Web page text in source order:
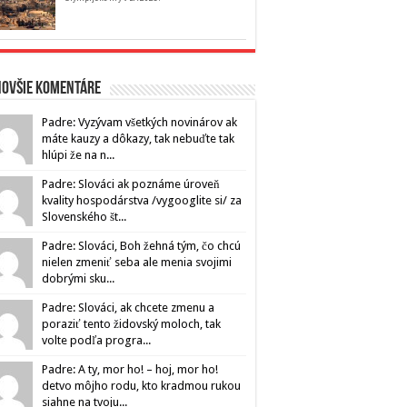
komentáre
Padre: Vyzývam všetkých novinárov ak
máte kauzy a dôkazy, tak nebuďte tak
hlúpi že na n...
Padre: Slováci ak poznáme úroveň
kvality hospodárstva /vygooglite si/ za
Slovenského št...
Padre: Slováci, Boh žehná tým, čo chcú
nielen zmeniť seba ale menia svojimi
dobrými sku...
Padre: Slováci, ak chcete zmenu a
poraziť tento židovský moloch, tak
volte podľa progra...
Padre: A ty, mor ho! – hoj, mor ho!
detvo môjho rodu, kto kradmou rukou
siahne na tvoju...